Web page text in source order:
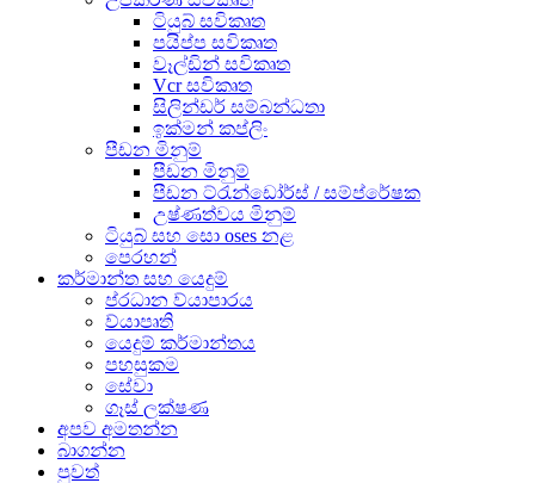
ටියුබ් සවිකෘත
පයිප්ප සවිකෘත
වෑල්ඩින් සවිකෘත
Vcr සවිකෘත
සිලින්ඩර් සම්බන්ධතා
ඉක්මන් කප්ලිං
පීඩන මිනුම්
පීඩන මිනුම්
පීඩන ට්රැන්ඩෝර්ස් / සම්ප්රේෂක
උෂ්ණත්වය මිනුම්
ටියුබ් සහ සො oses නළ
පෙරහන්
කර්මාන්ත සහ යෙදුම්
ප්රධාන ව්යාපාරය
ව්යාපෘති
යෙදුම් කර්මාන්තය
පහසුකම
සේවා
ගෑස් ලක්ෂණ
අපව අමතන්න
බාගන්න
පුවත්